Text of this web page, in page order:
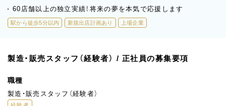
60店舗以上の独立実績！将来の夢を本気で応援します
駅から徒歩5分以内 新規出店計画あり 上場企業
製造・販売スタッフ（経験者） / 正社員の募集要項
職種
製造・販売スタッフ（経験者）